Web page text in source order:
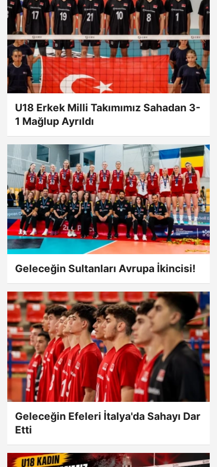
U18 Erkek Milli Takımımız Sahadan 3-
1 Mağlup Ayrıldı
Geleceğin Sultanları Avrupa İkincisi!
Geleceğin Efeleri İtalya'da Sahayı Dar
Etti